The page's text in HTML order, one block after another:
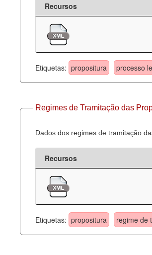
Recursos
Etiquetas: propositura processo
Regimes de Tramitação das
Dados dos regimes de tramitação
Recursos
Etiquetas: propositura regime de